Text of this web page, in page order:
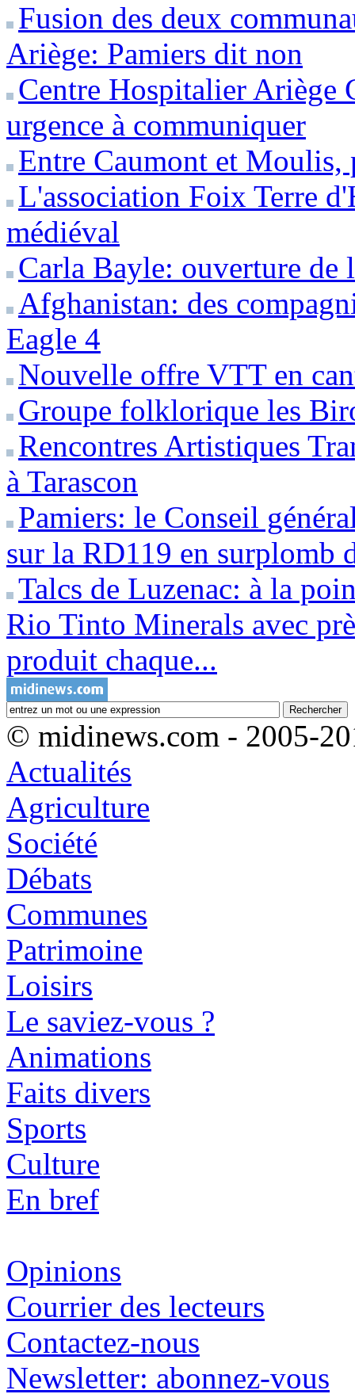
Fusion des deux
Ariège: Pamiers dit non
Centre Hospitalier Ariège
urgence à communiquer
Entre Caumont et Moulis,
L'association Foix Terre
médiéval
Carla Bayle: ouverture de
Afghanistan: des
Eagle 4
Nouvelle offre VTT en
Groupe folklorique les
Rencontres Artistiques
à Tarascon
Pamiers: le Conseil
sur la RD119 en surplomb
Talcs de Luzenac: à la
Rio Tinto Minerals avec
produit chaque...
© midinews.com - 2005-
Actualités
Agriculture
Société
Débats
Communes
Patrimoine
Loisirs
Le saviez-vous ?
Animations
Faits divers
Sports
Culture
En bref
Opinions
Courrier des lecteurs
Contactez-nous
Newsletter: abonnez-vous